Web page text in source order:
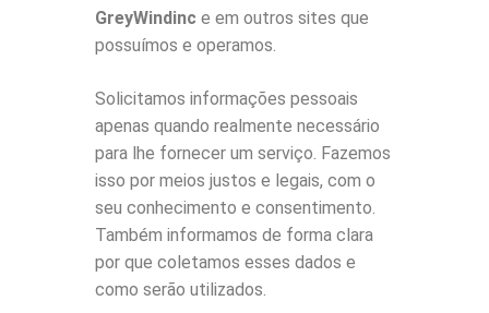
GreyWindinc e em outros sites que
possuímos e operamos.
Solicitamos informações pessoais
apenas quando realmente necessário
para lhe fornecer um serviço. Fazemos
isso por meios justos e legais, com o
seu conhecimento e consentimento.
Também informamos de forma clara
por que coletamos esses dados e
como serão utilizados.